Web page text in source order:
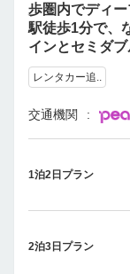
歩圏内でディ
駅徒歩1分で、
インとセミダ
レンタカー追..
交通機関
1泊2日プラン
2泊3日プラン